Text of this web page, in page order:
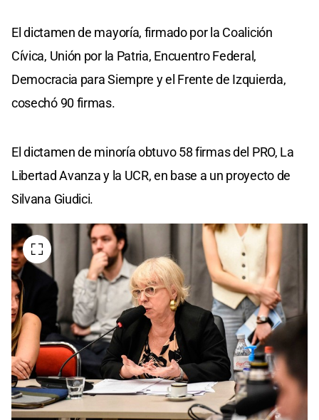
El dictamen de mayoría, firmado por la Coalición
Cívica, Unión por la Patria, Encuentro Federal,
Democracia para Siempre y el Frente de Izquierda,
cosechó 90 firmas.
El dictamen de minoría obtuvo 58 firmas del PRO, La
Libertad Avanza y la UCR, en base a un proyecto de
Silvana Giudici.